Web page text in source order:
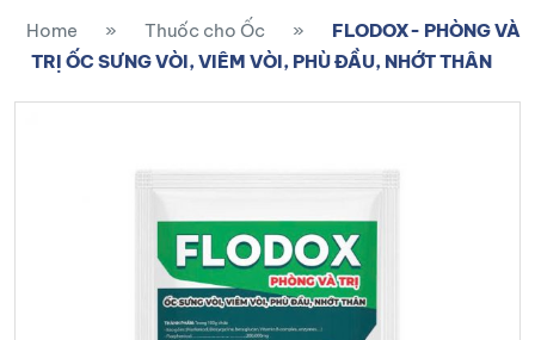
Home » Thuốc cho Ốc »
FLODOX- PHÒNG VÀ
TRỊ ỐC SƯNG VÒI, VIÊM VÒI, PHÙ ĐẦU, NHỚT THÂN